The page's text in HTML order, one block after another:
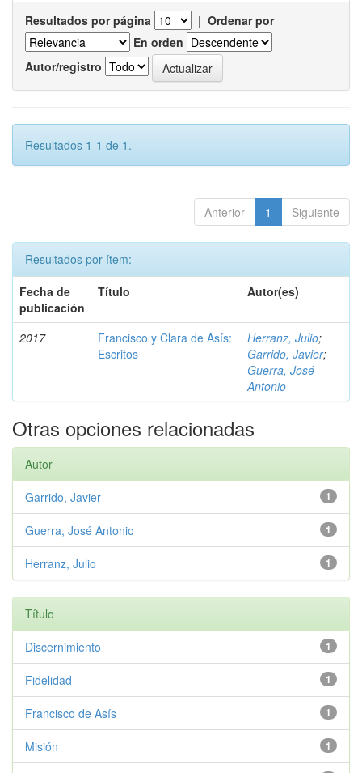
Resultados por página | Ordenar por
En orden
Autor/registro
Resultados 1-1 de 1.
Anterior 1 Siguiente
Resultados por ítem:
Fecha de
publicación
Título Autor(es)
2017
Francisco y Clara de Asís:
Escritos
Herranz, Julio;
Garrido, Javier;
Guerra, José
Antonio
Otras opciones relacionadas
Autor
1
Garrido, Javier
1
Guerra, José Antonio
1
Herranz, Julio
Título
1
Discernimiento
1
Fidelidad
1
Francisco de Asís
1
Misión